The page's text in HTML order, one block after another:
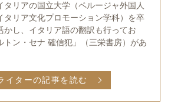
タリアの国立大学（ペルージャ外国人
タリア文化プロモーション学科）を卒
かし、イタリア語の翻訳も行ってお
トン・セナ 確信犯」（三栄書房）があ
イターの記事を読む